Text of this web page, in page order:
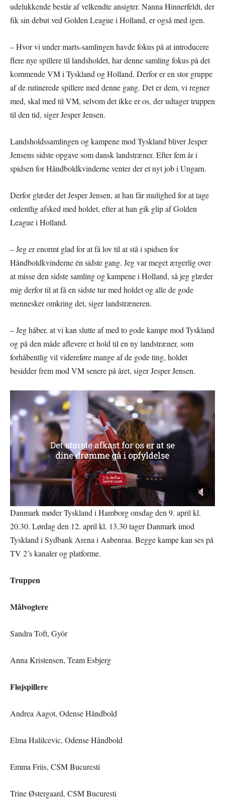
udelukkende består af velkendte ansigter. Nanna Hinnerfeldt, der
fik sin debut ved Golden League i Holland, er også med igen.
– Hvor vi under marts-samlingen havde fokus på at introducere
flere nye spillere til landsholdet, har denne samling fokus på det
kommende VM i Tyskland og Holland. Derfor er en stor gruppe
af de rutinerede spillere med denne gang. Det er dem, vi regner
med, skal med til VM, selvom det ikke er os, der udtager truppen
til den tid, siger Jesper Jensen.
Landsholdssamlingen og kampene mod Tyskland bliver Jesper
Jensens sidste opgave som dansk landstræner. Efter fem år i
spidsen for Håndboldkvinderne venter der et nyt job i Ungarn.
Derfor glæder det Jesper Jensen, at han får mulighed for at tage
ordentlig afsked med holdet, efter at han gik glip af Golden
League i Holland.
– Jeg er enormt glad for at få lov til at stå i spidsen for
Håndboldkvinderne én sidste gang. Jeg var meget ærgerlig over
at misse den sidste samling og kampene i Holland, så jeg glæder
mig derfor til at få en sidste tur med holdet og alle de gode
mennesker omkring det, siger landstræneren.
– Jeg håber, at vi kan slutte af med to gode kampe mod Tyskland
og på den måde aflevere et hold til en ny landstræner, som
forhåbentlig vil videreføre mange af de gode ting, holdet
besidder frem mod VM senere på året, siger Jesper Jensen.
Danmark møder Tyskland i Hamborg onsdag den 9. april kl.
20.30. Lørdag den 12. april kl. 13.30 tager Danmark imod
Tyskland i Sydbank Arena i Aabenraa. Begge kampe kan ses på
TV 2’s kanaler og platforme.
Truppen
Målvogtere
Sandra Toft, Györ
Anna Kristensen, Team Esbjerg
Fløjspillere
Andrea Aagot, Odense Håndbold
Elma Halilcevic, Odense Håndbold
Emma Friis, CSM Bucuresti
Trine Østergaard, CSM Bucuresti